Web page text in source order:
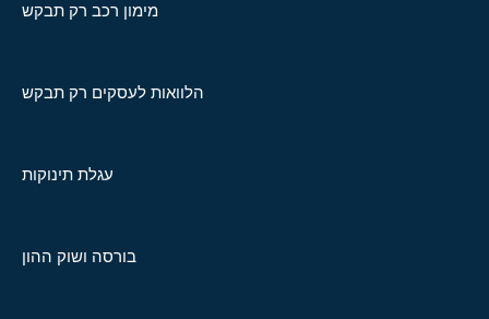
מימון רכב רק תבקש
הלוואות לעסקים רק תבקש
עגלת תינוקות
בורסה ושוק ההון